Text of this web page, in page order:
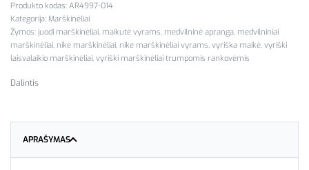
AR4997-014
Kategorija: Marškinėliai
Žymos: juodi marškinėliai, maikutė vyrams, medvilninė apranga, medvilniniai
marškinėliai, nike marškinėliai, nike marškinėliai vyrams, vyriška maikė, vyriški
laisvalaikio marškinėliai, vyriški marškinėliai trumpomis rankovėmis
Dalintis
APRAŠYMAS